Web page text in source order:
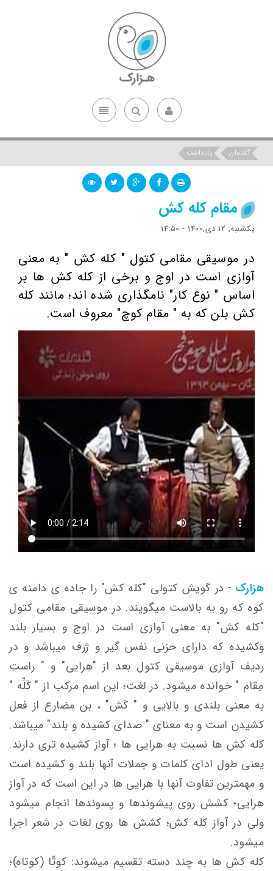
گفتمان یادداشت
مقام کله کش
یکشنبه, 12 دی,1400 - 14:50
در موسیقی مقامی کتول " کله کش " به معنی
آوازی است در اوج و برخی از کله کش ها بر
اساس " نوع کار" نامگذاری شده اند؛ مانند کله
کش بلن که به " مقام کوچ" معروف است.
هزارک - در گویش کتولی "کله کش" را جاده ی دامنه ی
کوه که رو به بالاست میگویند. در موسیقی مقامی کتول
"کله کش" به معنی آوازی است در اوج و بسیار بلند
وکشیده که دارای حزنی نفس گیر و ژرف میباشد و در
ردیف آوازی موسیقی کتول بعد از "هِرایی" و " راستِ
مِقام " خوانده میشود. در لغت؛ این اسم مرکب از " کَلِّه "
به معنی بلندی و بالایی و " کَش" ، بن مضارع از فعل
کشیدن است و به معنای " صدای کشیده و بلند" میباشد.
کله کش ها نسبت به هرایی ها ؛ آواز کشیده تری دارند.
یعنی طول ادای کلمات و جملات آنها بلند و کشیده است
و مهمترین تفاوت آنها با هرایی ها در این است که در آواز
هرایی؛ کشش روی پیشوندها و پسوندها انجام میشود
ولی در آواز کله کش؛ کشش ها روی لغات در شعر اجرا
میشود.
کله کش ها به چند دسته تقسیم میشوند: کوتّا (کوتاه)؛